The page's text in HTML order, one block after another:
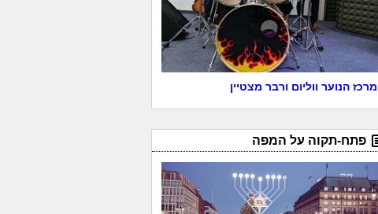
מרכז הנוער ווליום ורבר מצטיין
פתח-תקוה על המפה